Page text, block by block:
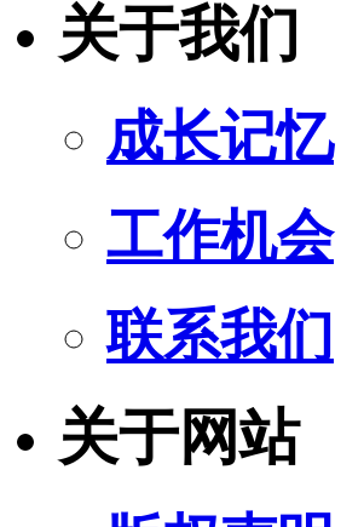
关于我们
成长记忆
工作机会
联系我们
关于网站